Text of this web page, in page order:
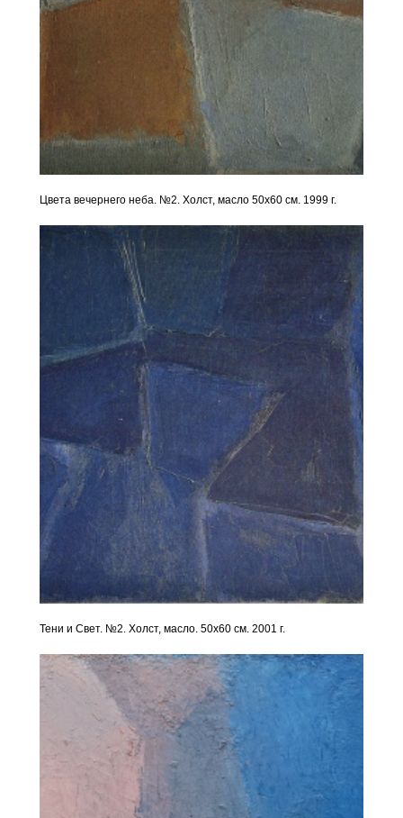
Цвета вечернего неба. №2. Холст, масло 50х60 см. 1999 г.
Тени и Свет. №2. Холст, масло. 50х60 см. 2001 г.